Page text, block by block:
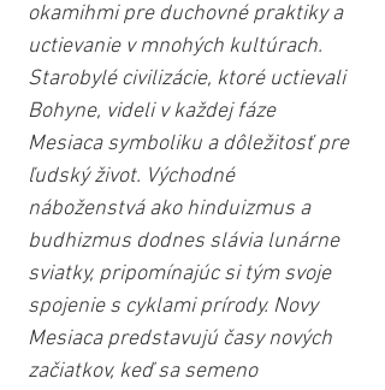
okamihmi pre duchovné praktiky a
uctievanie v mnohých kultúrach.
Starobylé civilizácie, ktoré uctievali
Bohyne, videli v každej fáze
Mesiaca symboliku a dôležitosť pre
ľudský život. Východné
náboženstvá ako hinduizmus a
budhizmus dodnes slávia lunárne
sviatky, pripomínajúc si tým svoje
spojenie s cyklami prírody. Novy
Mesiaca predstavujú časy nových
začiatkov, keď sa semeno